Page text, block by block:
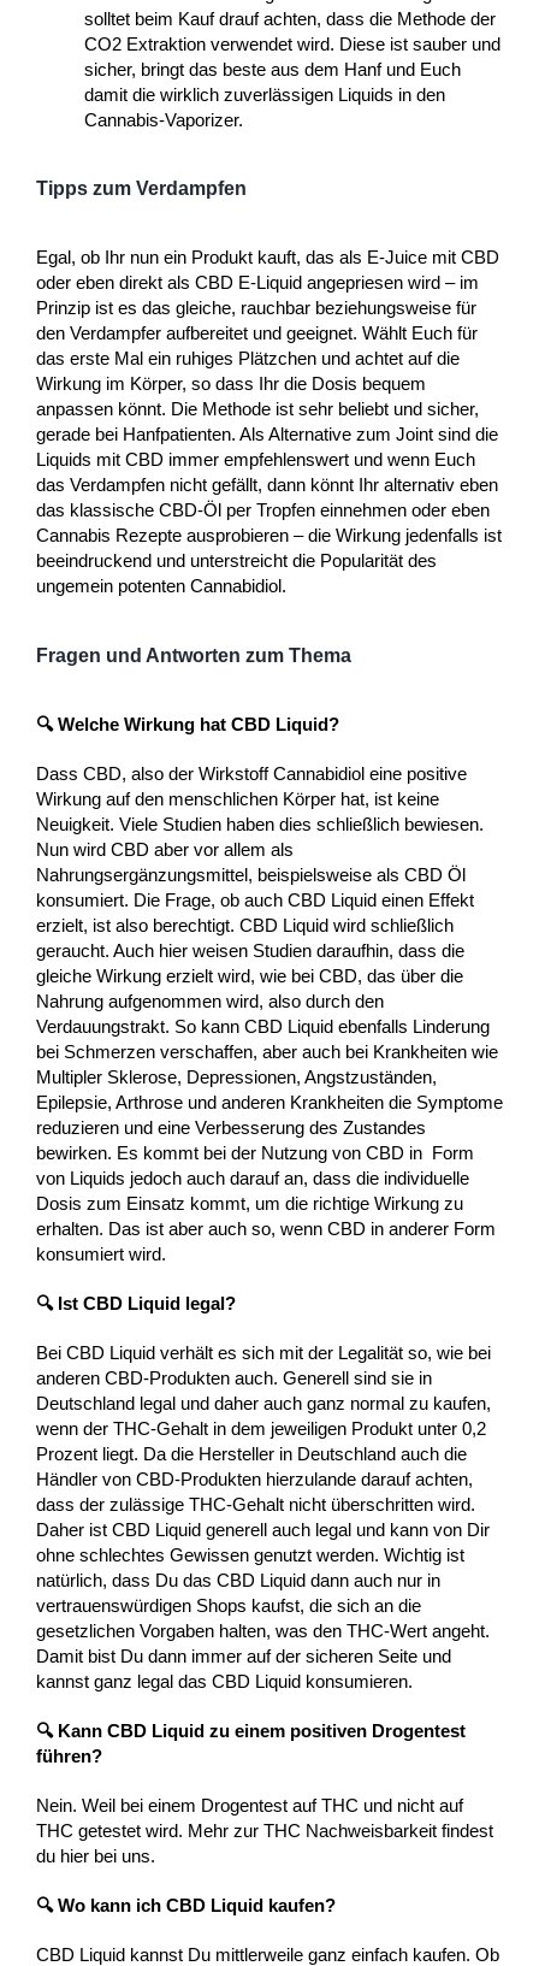
solltet beim Kauf drauf achten, dass die Methode der
CO2 Extraktion verwendet wird. Diese ist sauber und
sicher, bringt das beste aus dem Hanf und Euch
damit die wirklich zuverlässigen Liquids in den
Cannabis-Vaporizer.
Tipps zum Verdampfen
Egal, ob Ihr nun ein Produkt kauft, das als E-Juice mit CBD
oder eben direkt als CBD E-Liquid angepriesen wird – im
Prinzip ist es das gleiche, rauchbar beziehungsweise für
den Verdampfer aufbereitet und geeignet. Wählt Euch für
das erste Mal ein ruhiges Plätzchen und achtet auf die
Wirkung im Körper, so dass Ihr die Dosis bequem
anpassen könnt. Die Methode ist sehr beliebt und sicher,
gerade bei Hanfpatienten. Als Alternative zum Joint sind die
Liquids mit CBD immer empfehlenswert und wenn Euch
das Verdampfen nicht gefällt, dann könnt Ihr alternativ eben
das klassische CBD-Öl per Tropfen einnehmen oder eben
Cannabis Rezepte ausprobieren – die Wirkung jedenfalls ist
beeindruckend und unterstreicht die Popularität des
ungemein potenten Cannabidiol.
Fragen und Antworten zum Thema
🔍 Welche Wirkung hat CBD Liquid?
Dass CBD, also der Wirkstoff Cannabidiol eine positive
Wirkung auf den menschlichen Körper hat, ist keine
Neuigkeit. Viele Studien haben dies schließlich bewiesen.
Nun wird CBD aber vor allem als
Nahrungsergänzungsmittel, beispielsweise als CBD Öl
konsumiert. Die Frage, ob auch CBD Liquid einen Effekt
erzielt, ist also berechtigt. CBD Liquid wird schließlich
geraucht. Auch hier weisen Studien daraufhin, dass die
gleiche Wirkung erzielt wird, wie bei CBD, das über die
Nahrung aufgenommen wird, also durch den
Verdauungstrakt. So kann CBD Liquid ebenfalls Linderung
bei Schmerzen verschaffen, aber auch bei Krankheiten wie
Multipler Sklerose, Depressionen, Angstzuständen,
Epilepsie, Arthrose und anderen Krankheiten die Symptome
reduzieren und eine Verbesserung des Zustandes
bewirken. Es kommt bei der Nutzung von CBD in Form
von Liquids jedoch auch darauf an, dass die individuelle
Dosis zum Einsatz kommt, um die richtige Wirkung zu
erhalten. Das ist aber auch so, wenn CBD in anderer Form
konsumiert wird.
🔍 Ist CBD Liquid legal?
Bei CBD Liquid verhält es sich mit der Legalität so, wie bei
anderen CBD-Produkten auch. Generell sind sie in
Deutschland legal und daher auch ganz normal zu kaufen,
wenn der THC-Gehalt in dem jeweiligen Produkt unter 0,2
Prozent liegt. Da die Hersteller in Deutschland auch die
Händler von CBD-Produkten hierzulande darauf achten,
dass der zulässige THC-Gehalt nicht überschritten wird.
Daher ist CBD Liquid generell auch legal und kann von Dir
ohne schlechtes Gewissen genutzt werden. Wichtig ist
natürlich, dass Du das CBD Liquid dann auch nur in
vertrauenswürdigen Shops kaufst, die sich an die
gesetzlichen Vorgaben halten, was den THC-Wert angeht.
Damit bist Du dann immer auf der sicheren Seite und
kannst ganz legal das CBD Liquid konsumieren.
🔍 Kann CBD Liquid zu einem positiven Drogentest
führen?
Nein. Weil bei einem Drogentest auf THC und nicht auf
THC getestet wird. Mehr zur THC Nachweisbarkeit findest
du hier bei uns.
🔍 Wo kann ich CBD Liquid kaufen?
CBD Liquid kannst Du mittlerweile ganz einfach kaufen. Ob